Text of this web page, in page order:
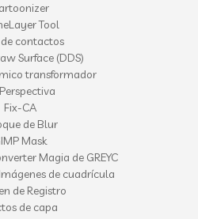
Tool
contactos
Surface (DDS)
transformador
Fix-CA
de Blur
Mask
Magia de GREYC
de cuadrícula
de Registro
de capa